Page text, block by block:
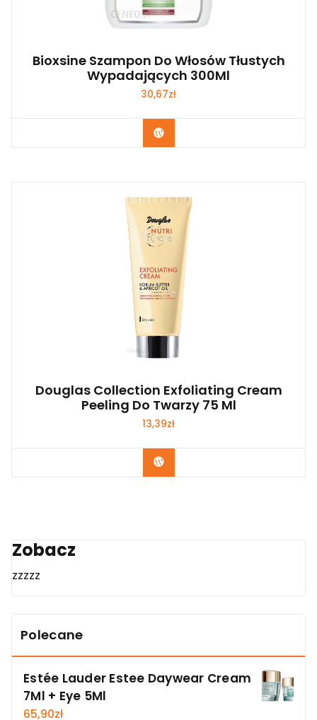
Bioxsine Szampon Do Włosów Tłustych
Wypadających 300Ml
30,67zł
Zobacz
Douglas Collection Exfoliating Cream
Peeling Do Twarzy 75 Ml
13,39zł
Zobacz
Zobacz
zzzzz
Polecane
Estée Lauder Estee Daywear Cream
7Ml + Eye 5Ml
65,90zł